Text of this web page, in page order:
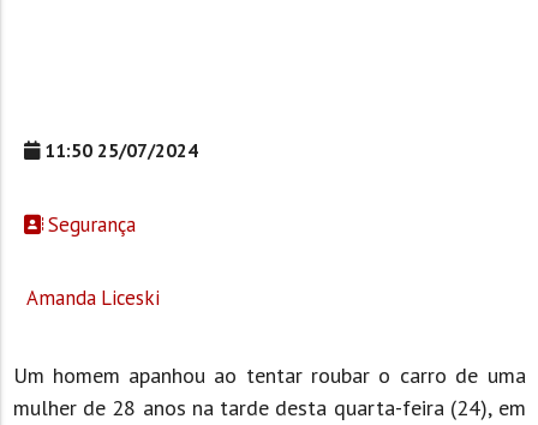
11:50 25/07/2024
Segurança
Amanda Liceski
Um homem apanhou ao tentar roubar o carro de uma
mulher de 28 anos na tarde desta quarta-feira (24), em